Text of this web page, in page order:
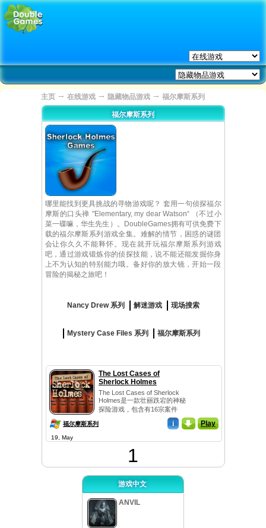
主页 → 在线游戏 → 隐藏物品游戏 → 福尔摩斯系列
福尔摩斯系列
哪里能找到更具挑战的寻物游戏呢？ 套用一句侦探福尔
摩斯的口头禅 "Elementary, my dear Watson“ （不过小
菜一碟嘛，华生先生）。DoubleGames拥有可供免费下
载的福尔摩斯系列游戏全集。难解的情节，困惑的谜团
会让你久久不能释怀。现在就开玩福尔摩斯系列游戏
吧，通过游戏锻炼你的侦探技能，说不能还能发掘你身
上不为认知的特别能力哦。备好你的放大镜，开始一段
冒险的揭秘之旅吧！
Nancy Drew 系列 解迷游戏 现场搜索
Mystery Case Files 系列 福尔摩斯系列
The Lost Cases of
Sherlock Holmes
The Lost Cases of Sherlock
Holmes是一款壮丽跌宕的神秘
探险游戏，包含有16宗案件
——伪造，间谍，盗窃，...
福尔摩斯系列 i _ Play
19, May
1
游戏中文
ANVIL